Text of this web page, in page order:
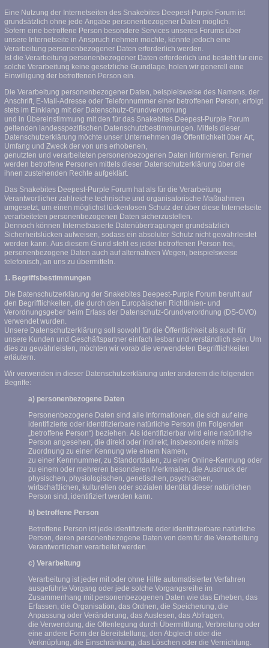
Eine Nutzung der Internetseiten des Snakebites Deepest-Purple Forum ist
grundsätzlich ohne jede Angabe personenbezogener Daten möglich.
Sofern eine betroffene Person besondere Services unseres Forums über
unsere Internetseite in Anspruch nehmen möchte, könnte jedoch eine
Verarbeitung personenbezogener Daten erforderlich werden.
Ist die Verarbeitung personenbezogener Daten erforderlich und besteht für eine
solche Verarbeitung keine gesetzliche Grundlage, holen wir generell eine
Einwilligung der betroffenen Person ein.
Die Verarbeitung personenbezogener Daten, beispielsweise des Namens, der
Anschrift, E-Mail-Adresse oder Telefonnummer einer betroffenen Person, erfolgt
stets im Einklang mit der Datenschutz-Grundverordnung
und in Übereinstimmung mit den für das Snakebites Deepest-Purple Forum
geltenden landesspezifischen Datenschutzbestimmungen. Mittels dieser
Datenschutzerklärung möchte unser Unternehmen die Öffentlichkeit über Art,
Umfang und Zweck der von uns erhobenen,
genutzten und verarbeiteten personenbezogenen Daten informieren. Ferner
werden betroffene Personen mittels dieser Datenschutzerklärung über die
ihnen zustehenden Rechte aufgeklärt.
Das Snakebites Deepest-Purple Forum hat als für die Verarbeitung
Verantwortlicher zahlreiche technische und organisatorische Maßnahmen
umgesetzt, um einen möglichst lückenlosen Schutz der über diese Internetseite
verarbeiteten personenbezogenen Daten sicherzustellen.
Dennoch können Internetbasierte Datenübertragungen grundsätzlich
Sicherheitslücken aufweisen, sodass ein absoluter Schutz nicht gewährleistet
werden kann. Aus diesem Grund steht es jeder betroffenen Person frei,
personenbezogene Daten auch auf alternativen Wegen, beispielsweise
telefonisch, an uns zu übermitteln.
1. Begriffsbestimmungen
Die Datenschutzerklärung der Snakebites Deepest-Purple Forum beruht auf
den Begrifflichkeiten, die durch den Europäischen Richtlinien- und
Verordnungsgeber beim Erlass der Datenschutz-Grundverordnung (DS-GVO)
verwendet wurden.
Unsere Datenschutzerklärung soll sowohl für die Öffentlichkeit als auch für
unsere Kunden und Geschäftspartner einfach lesbar und verständlich sein. Um
dies zu gewährleisten, möchten wir vorab die verwendeten Begrifflichkeiten
erläutern.
Wir verwenden in dieser Datenschutzerklärung unter anderem die folgenden
Begriffe:
a) personenbezogene Daten
Personenbezogene Daten sind alle Informationen, die sich auf eine
identifizierte oder identifizierbare natürliche Person (im Folgenden
„betroffene Person“) beziehen. Als identifizierbar wird eine natürliche
Person angesehen, die direkt oder indirekt, insbesondere mittels
Zuordnung zu einer Kennung wie einem Namen,
zu einer Kennnummer, zu Standortdaten, zu einer Online-Kennung oder
zu einem oder mehreren besonderen Merkmalen, die Ausdruck der
physischen, physiologischen, genetischen, psychischen,
wirtschaftlichen, kulturellen oder sozialen Identität dieser natürlichen
Person sind, identifiziert werden kann.
b) betroffene Person
Betroffene Person ist jede identifizierte oder identifizierbare natürliche
Person, deren personenbezogene Daten von dem für die Verarbeitung
Verantwortlichen verarbeitet werden.
c) Verarbeitung
Verarbeitung ist jeder mit oder ohne Hilfe automatisierter Verfahren
ausgeführte Vorgang oder jede solche Vorgangsreihe im
Zusammenhang mit personenbezogenen Daten wie das Erheben, das
Erfassen, die Organisation, das Ordnen, die Speicherung, die
Anpassung oder Veränderung, das Auslesen, das Abfragen,
die Verwendung, die Offenlegung durch Übermittlung, Verbreitung oder
eine andere Form der Bereitstellung, den Abgleich oder die
Verknüpfung, die Einschränkung, das Löschen oder die Vernichtung.